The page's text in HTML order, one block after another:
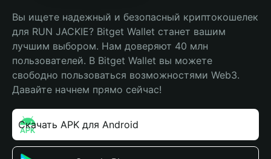
Вы ищете надежный и безопасный криптокошелек
для RUN JACKIE? Bitget Wallet станет вашим
лучшим выбором. Нам доверяют 40 млн
пользователей. В Bitget Wallet вы можете
свободно пользоваться возможностями Web3.
Давайте начнем прямо сейчас!
Скачать APK для Android